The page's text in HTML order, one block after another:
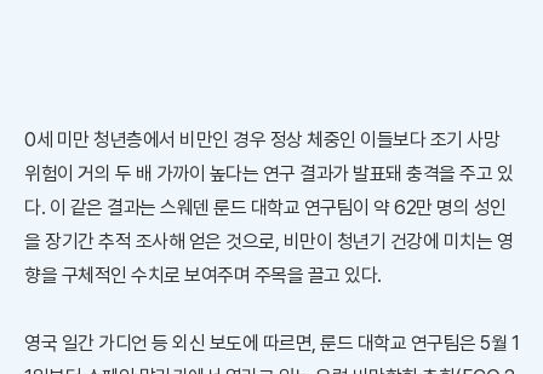
0세 미만 청년층에서 비만인 경우 정상 체중인 이들보다 조기 사망
위험이 거의 두 배 가까이 높다는 연구 결과가 발표돼 충격을 주고 있
다. 이 같은 결과는 스웨덴 룬드 대학교 연구팀이 약 62만 명의 성인
을 장기간 추적 조사해 얻은 것으로, 비만이 청년기 건강에 미치는 영
향을 구체적인 수치로 보여주며 주목을 끌고 있다.
영국 일간 가디언 등 외신 보도에 따르면, 룬드 대학교 연구팀은 5월 1